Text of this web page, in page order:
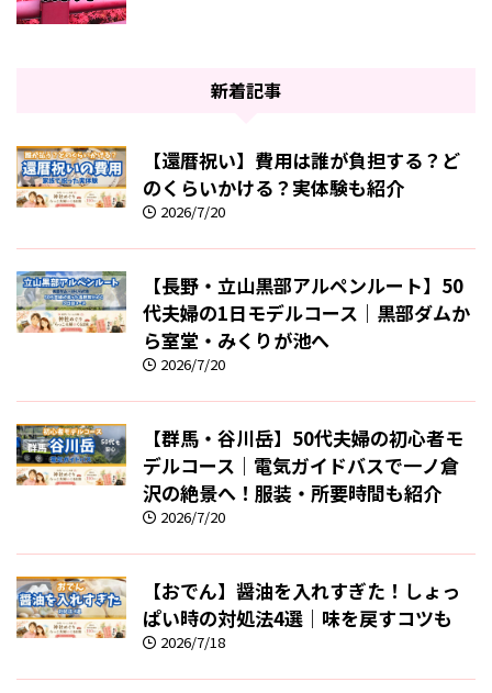
新着記事
【還暦祝い】費用は誰が負担する？ど
のくらいかける？実体験も紹介
2026/7/20
【長野・立山黒部アルペンルート】50
代夫婦の1日モデルコース｜黒部ダムか
ら室堂・みくりが池へ
2026/7/20
【群馬・谷川岳】50代夫婦の初心者モ
デルコース｜電気ガイドバスで一ノ倉
沢の絶景へ！服装・所要時間も紹介
2026/7/20
【おでん】醤油を入れすぎた！しょっ
ぱい時の対処法4選｜味を戻すコツも
2026/7/18